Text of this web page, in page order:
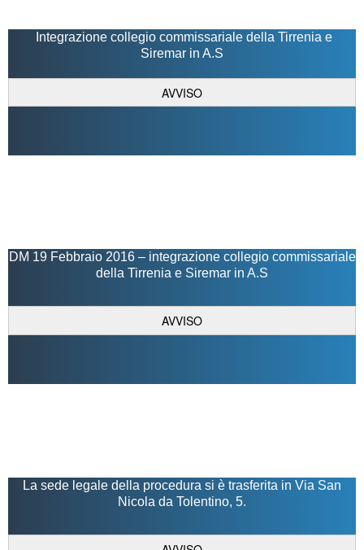
Integrazione collegio commissariale della Tirrenia e
Siremar in A.S
AVVISO
DM 19 Febbraio 2016 – integrazione collegio commissariale
della Tirrenia e Siremar in A.S
AVVISO
La sede legale della procedura si è trasferita in Via San
Nicola da Tolentino, 5.